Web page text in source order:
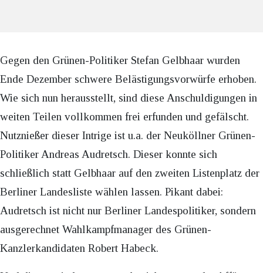
Gegen den Grünen-Politiker Stefan Gelbhaar wurden
Ende Dezember schwere Belästigungsvorwürfe erhoben.
Wie sich nun herausstellt, sind diese Anschuldigungen in
weiten Teilen vollkommen frei erfunden und gefälscht.
Nutznießer dieser Intrige ist u.a. der Neuköllner Grünen-
Politiker Andreas Audretsch. Dieser konnte sich
schließlich statt Gelbhaar auf den zweiten Listenplatz der
Berliner Landesliste wählen lassen. Pikant dabei:
Audretsch ist nicht nur Berliner Landespolitiker, sondern
ausgerechnet Wahlkampfmanager des Grünen-
Kanzlerkandidaten Robert Habeck.